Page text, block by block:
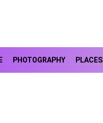
PHOTOGRAPHY PLACES